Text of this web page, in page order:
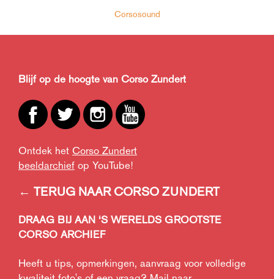
Corsosound
Blijf op de hoogte van Corso Zundert
Ontdek het Corso Zundert
beeldarchief op YouTube!
← TERUG NAAR CORSO ZUNDERT
DRAAG BIJ AAN ‘S WERELDS GROOTSTE
CORSO ARCHIEF
Heeft u tips, opmerkingen, aanvraag voor volledige